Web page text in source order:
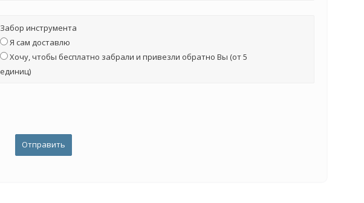
Забор инструмента
Я сам доставлю
Хочу, чтобы бесплатно забрали и привезли обратно Вы (от 5
единиц)